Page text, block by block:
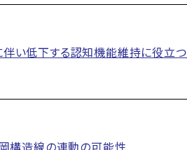
い低下する認知機能維持に役立
構造線の連動の可能性